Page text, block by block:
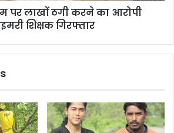
पर लाखों ठगी करने का आरोपी
शिक्षक गिरफ्तार